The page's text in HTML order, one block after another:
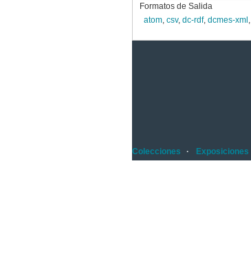
Formatos de Salida
atom, csv, dc-rdf, dcmes-xml ,
Colecciones Exposiciones